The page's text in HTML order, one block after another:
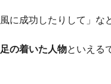
に成功したりして」な
の着いた人物といえる